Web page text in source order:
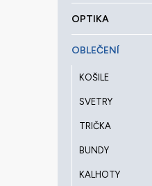
OPTIKA
OBLEČENÍ
KOŠILE
SVETRY
TRIČKA
BUNDY
KALHOTY